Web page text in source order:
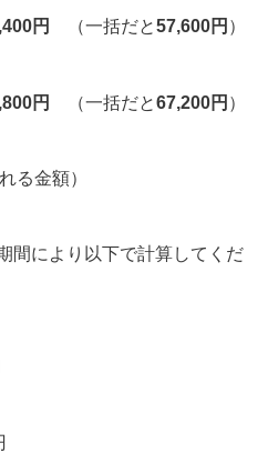
円 （一括だと57,600円 ）
円 （一括だと67,200円 ）
る金額）
間により以下で計算してくだ